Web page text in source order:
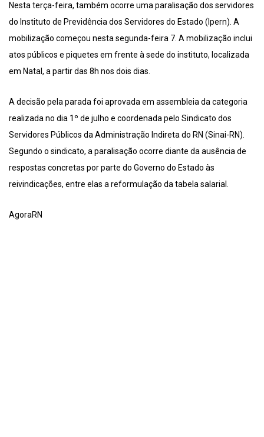
Nesta terça-feira, também ocorre uma paralisação dos servidores
do Instituto de Previdência dos Servidores do Estado (Ipern). A
mobilização começou nesta segunda-feira 7. A mobilização inclui
atos públicos e piquetes em frente à sede do instituto, localizada
em Natal, a partir das 8h nos dois dias.
A decisão pela parada foi aprovada em assembleia da categoria
realizada no dia 1º de julho e coordenada pelo Sindicato dos
Servidores Públicos da Administração Indireta do RN (Sinai-RN).
Segundo o sindicato, a paralisação ocorre diante da ausência de
respostas concretas por parte do Governo do Estado às
reivindicações, entre elas a reformulação da tabela salarial.
AgoraRN